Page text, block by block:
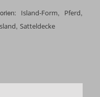
Island-Form, Pferd,
, Satteldecke